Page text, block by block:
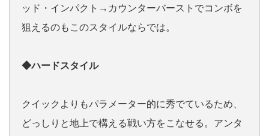
ッド・インパクト→カウンターバーストでコンボを
狙えるのもこのスタイルならでは。
◆ハードスタイル
クイックよりもパラメーター的に秀でているため、
どっしりと地上で構える戦い方をこなせる。アンタ